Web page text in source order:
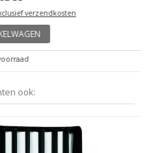
verzendkosten
ook: